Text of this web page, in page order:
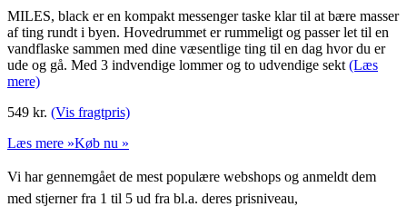
MILES, black er en kompakt messenger taske klar til at bære masser
af ting rundt i byen. Hovedrummet er rummeligt og passer let til en
vandflaske sammen med dine væsentlige ting til en dag hvor du er
ude og gå. Med 3 indvendige lommer og to udvendige sekt (Læs
mere)
549 kr. (Vis fragtpris)
Læs mere »Køb nu »
Vi har gennemgået de mest populære webshops og anmeldt dem
med stjerner fra 1 til 5 ud fra bl.a. deres prisniveau,